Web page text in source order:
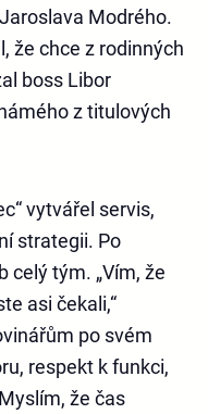
Modrého.
že chce z rodinných
boss Libor
z titulových
vytvářel servis,
strategii. Po
celý tým. „Vím, že
asi čekali,“
po svém
respekt k funkci,
že čas